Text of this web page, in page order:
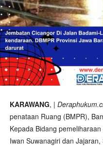
KARAWANG, |
penataan Ruang (BMPR),
Kepada Bidang
Iwan Suwanagiri dan